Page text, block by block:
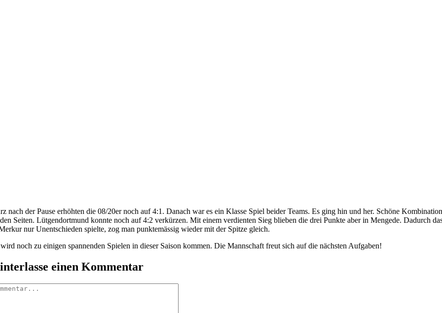
nach der Pause erhöhten die 08/20er noch auf 4:1. Danach war es ein Klasse Spiel beider Teams. Es ging hin und her. Schöne
Seiten. Lütgendortmund konnte noch auf 4:2 verkürzen. Mit einem verdienten Sieg blieben die drei Punkte aber in Mengede. Dadurch
nur Unentschieden spielte, zog man punktemässig wieder mit der Spitze gleich.
noch zu einigen spannenden Spielen in dieser Saison kommen. Die Mannschaft freut sich auf die nächsten Aufgaben!
einen Kommentar